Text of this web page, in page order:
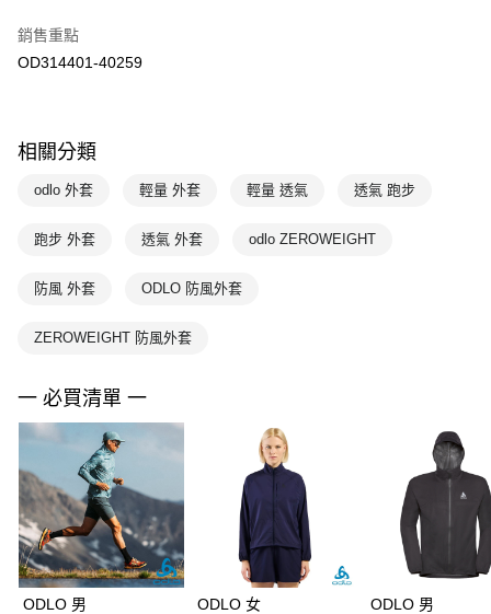
銷售重點
OD314401-40259
相關分類
odlo 外套 輕量 外套 輕量 透氣 透氣 跑步
跑步 外套 透氣 外套 odlo ZEROWEIGHT
防風 外套 ODLO 防風外套
ZEROWEIGHT 防風外套
一 必買清單 一
ODLO 男
ODLO 女
ODLO 男